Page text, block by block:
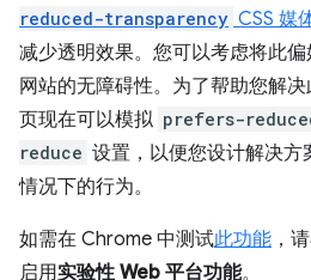
reduced-transparency CSS 媒
减少透明效果。您可以考虑将此
网站的无障碍性。为了帮助您解决
页现在可以模拟 prefers-
reduce 设置，以便您设计解决方
情况下的行为。
如需在 Chrome 中测试此功能 ，
启用实验性 Web 平台功能。